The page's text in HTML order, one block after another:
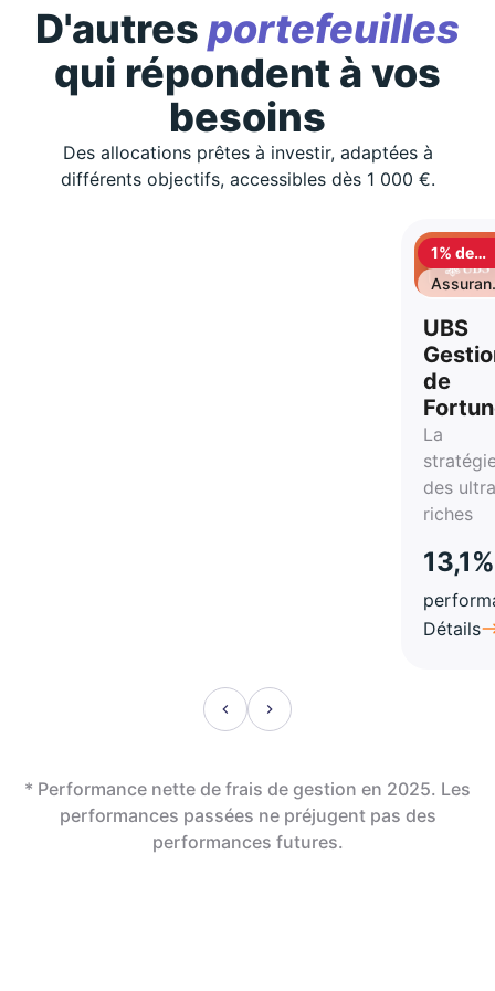
D'autres portefeuilles
qui répondent à vos
besoins
Des allocations prêtes à investir, adaptées à
différents objectifs, accessibles dès 1 000 €.
1% de
UBS
de
La
des
riches
13,1%
Détails
* Performance nette de frais de gestion en 2025. Les
performances passées ne préjugent pas des
performances futures.